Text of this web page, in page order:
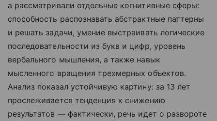
а рассматривали отдельные когнитивные сферы:
способность распознавать абстрактные паттерны
и решать задачи, умение выстраивать логические
последовательности из букв и цифр, уровень
вербального мышления, а также навык
мысленного вращения трехмерных объектов.
Анализ показал устойчивую картину: за 13 лет
прослеживается тенденция к снижению
результатов — фактически, речь идет о развороте